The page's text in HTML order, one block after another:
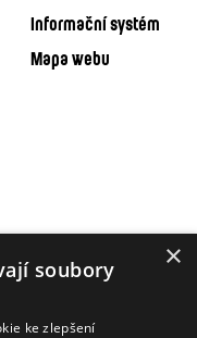
Informační systém
Mapa webu
×
soubory
ke zlepšení